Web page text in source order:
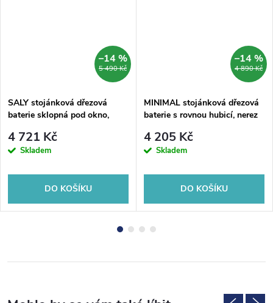
5 490 Kč
–14 %
SALY stojánková dřezová
baterie sklopná pod okno,
4 721 Kč
Skladem
DO KOŠÍKU
4 890 Kč
–14 %
MINIMAL stojánková dřezová
baterie s rovnou hubicí, nerez
4 205 Kč
Skladem
DO KOŠÍKU